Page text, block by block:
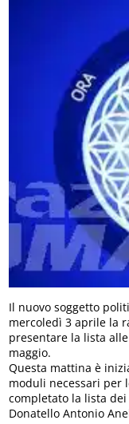
Il nuovo soggetto
mercoledì 3 aprile la
presentare la lista
maggio.
Questa mattina è
moduli necessari per
completato la lista
Donatello Antonio